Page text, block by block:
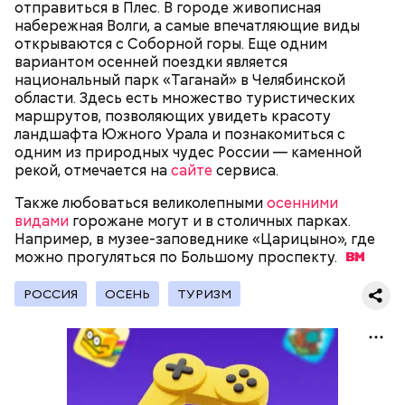
отправиться в Плес. В городе живописная
набережная Волги, а самые впечатляющие виды
открываются с Соборной горы. Еще одним
вариантом осенней поездки является
национальный парк «Таганай» в Челябинской
области. Здесь есть множество туристических
маршрутов, позволяющих увидеть красоту
ландшафта Южного Урала и познакомиться с
одним из природных чудес России — каменной
рекой, отмечается насайте сервиса.
Также любоваться великолепнымиосенними
видами горожане могут и в столичных парках.
Например, в музее-заповеднике «Царицыно», где
можно прогуляться по Большому проспекту.
РОССИЯ ОСЕНЬ ТУРИЗМ
обочин дорог или рядом с промышленными
предприятиями, так как они могут накапливать в
себе токсические вещества.
— Может пробить заряд на человека. Нужно вести
себя очень осторожно, будто увидели дикого
зверя, затаиться, — добавил академик.
«Новым рекордам — быть»: как
активность Эль-Ниньо может
отразиться на предстоящем лете
в России
или просто погаснуть. Однако есть риск, что она
может и взорваться.
Одним из запоминающихся событий того периода
для Макеева стал футбольный матч между
киевским «Динамо» и мадридским «Атлетико»,
который состоялся 3 мая в Киеве. Полк Макеева жил
в палатках в лесу около Варовичей, в 12 километрах
от Припяти. А солдатам очень хотелось увидеть
партийной организации колхоза и попросил
одолжить телевизор.
секретарь партийной организации сжалился и
выделил нам цветной телевизор. И мы вечером
смогли посмотреть матч, — вспоминает он.